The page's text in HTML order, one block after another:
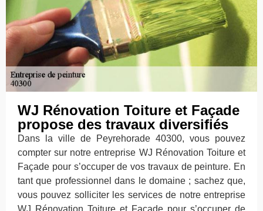
WJ Rénovation Toiture et Façade
propose des travaux diversifiés
Dans la ville de Peyrehorade 40300, vous pouvez
compter sur notre entreprise WJ Rénovation Toiture et
Façade pour s’occuper de vos travaux de peinture. En
tant que professionnel dans le domaine ; sachez que,
vous pouvez solliciter les services de notre entreprise
WJ Rénovation Toiture et Façade pour s’occuper de